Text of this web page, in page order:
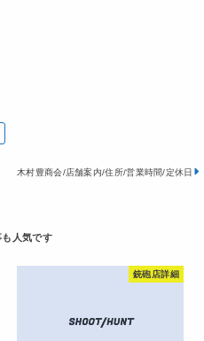
木村豊商会/店舗案内/住所/営業時間/定休日
銃砲店詳細